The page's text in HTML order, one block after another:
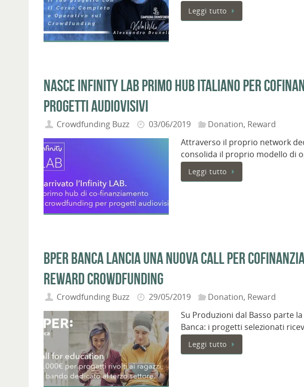
Leggi tutto
Nasce Infinity Lab primo hub italiano per
progetti audiovisivi
Crowdfunding Buzz 03/06/2019 Donation, Reward
Attraverso il proprio network
consolida il proprio modello di
Leggi tutto
BPER Banca lancia una nuova call per
reward crowdfunding
Crowdfunding Buzz 29/05/2019 Donation, Reward
Su Produzioni dal Basso parte
Banca: i progetti selezionati
Leggi tutto